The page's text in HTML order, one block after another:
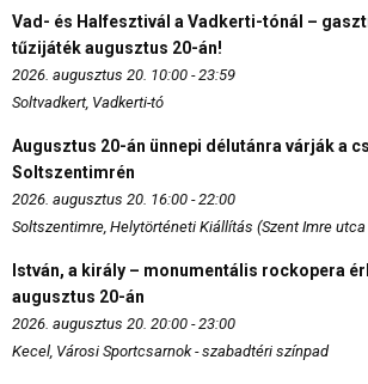
Vad- és Halfesztivál a Vadkerti-tónál –
tűzijáték augusztus 20-án!
2026. augusztus 20. 10:00 - 23:59
Soltvadkert, Vadkerti-tó
Augusztus 20-án ünnepi délutánra várják a
Soltszentimrén
2026. augusztus 20. 16:00 - 22:00
Soltszentimre, Helytörténeti Kiállítás (Szent Imre utca
István, a király – monumentális rockopera
augusztus 20-án
2026. augusztus 20. 20:00 - 23:00
Kecel, Városi Sportcsarnok - szabadtéri színpad